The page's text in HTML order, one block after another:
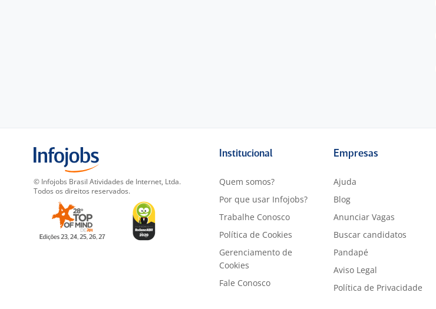
© Infojobs Brasil Atividades de Internet, Ltda.
Todos os direitos reservados.
Institucional
Quem somos?
Por que usar Infojobs?
Trabalhe Conosco
Política de Cookies
Gerenciamento de
Cookies
Fale Conosco
Empresas
Ajuda
Blog
Anunciar Vagas
Buscar candidatos
Pandapé
Aviso Legal
Política de Privacidade